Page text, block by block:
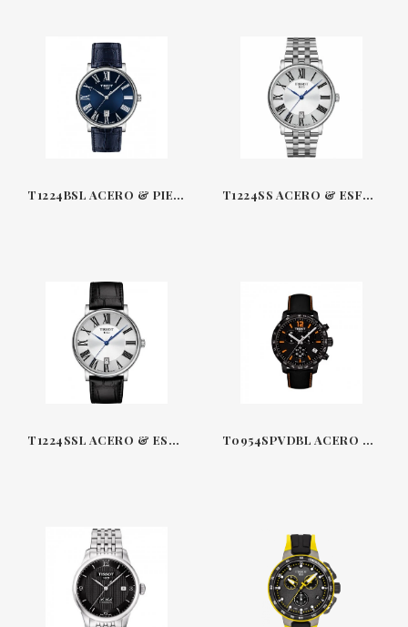
T1224BSL ACERO & PIEL-ESFERA AZUL 40 MM AUTOMÁTICO CARSON TISSOT T1224SS ACERO & ESFERA PLATEADA 40 MM AUTOMÁTICO CARSON TISSOT
T1224SSL ACERO & ESFERA PLATEADA-PIEL 40 MM AUTOMÁTICO CARSON TISSOT T0954SPVDBL ACERO & ESFERA NEGRA 42 MM CRONÓGRAFO CUARZO QUICKSTER TISSOT